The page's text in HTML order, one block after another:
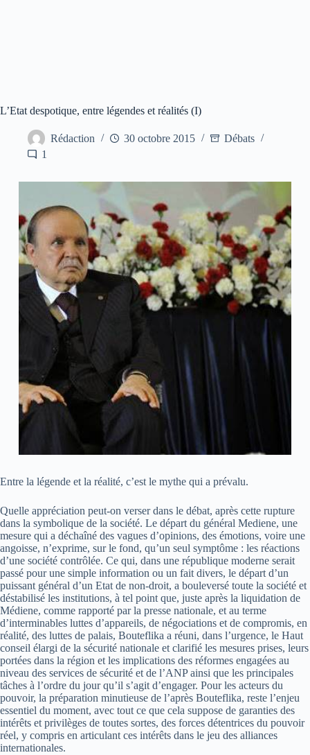
L’Etat despotique, entre légendes et réalités (I)
Rédaction 30 octobre 2015
Débats
1
Entre la légende et la réalité, c’est le mythe qui a prévalu.
Quelle appréciation peut-on verser dans le débat, après cette rupture
dans la symbolique de la société. Le départ du général Mediene, une
mesure qui a déchaîné des vagues d’opinions, des émotions, voire une
angoisse, n’exprime, sur le fond, qu’un seul symptôme : les réactions
d’une société contrôlée. Ce qui, dans une république moderne serait
passé pour une simple information ou un fait divers, le départ d’un
puissant général d’un Etat de non-droit, a bouleversé toute la société et
déstabilisé les institutions, à tel point que, juste après la liquidation de
Médiene, comme rapporté par la presse nationale, et au terme
d’interminables luttes d’appareils, de négociations et de compromis, en
réalité, des luttes de palais, Bouteflika a réuni, dans l’urgence, le Haut
conseil élargi de la sécurité nationale et clarifié les mesures prises, leurs
portées dans la région et les implications des réformes engagées au
niveau des services de sécurité et de l’ANP ainsi que les principales
tâches à l’ordre du jour qu’il s’agit d’engager. Pour les acteurs du
pouvoir, la préparation minutieuse de l’après Bouteflika, reste l’enjeu
essentiel du moment, avec tout ce que cela suppose de garanties des
intérêts et privilèges de toutes sortes, des forces détentrices du pouvoir
réel, y compris en articulant ces intérêts dans le jeu des alliances
internationales.